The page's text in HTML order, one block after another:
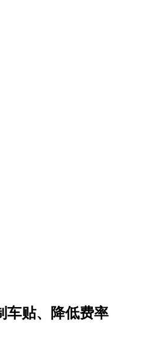
车贴、降低费率